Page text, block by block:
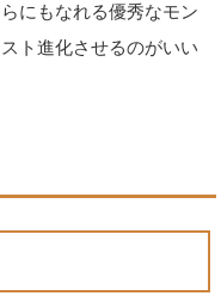
にもなれる優秀なモン
ト進化させるのがいい